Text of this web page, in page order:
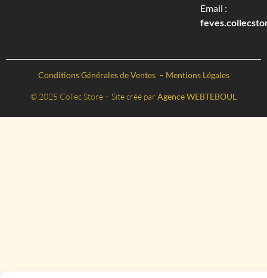
Email :
Conditions Générales de Ventes – Mentions Légales
© 2025 Collec Store – Site créé par Agence WEBTEBOUL